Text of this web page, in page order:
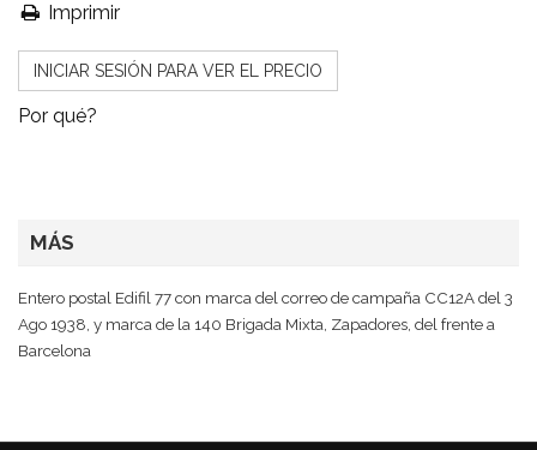
Imprimir
INICIAR SESIÓN PARA VER EL PRECIO
Por qué?
MÁS
Entero postal Edifil 77 con marca del correo de campaña CC12A del 3
Ago 1938, y marca de la 140 Brigada Mixta, Zapadores, del frente a
Barcelona